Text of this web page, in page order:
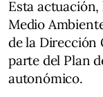
Esta
Medio
de la Dirección
parte del Plan
autonómico.